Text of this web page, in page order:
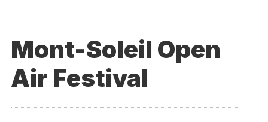
Mont-Soleil Open
Air Festival